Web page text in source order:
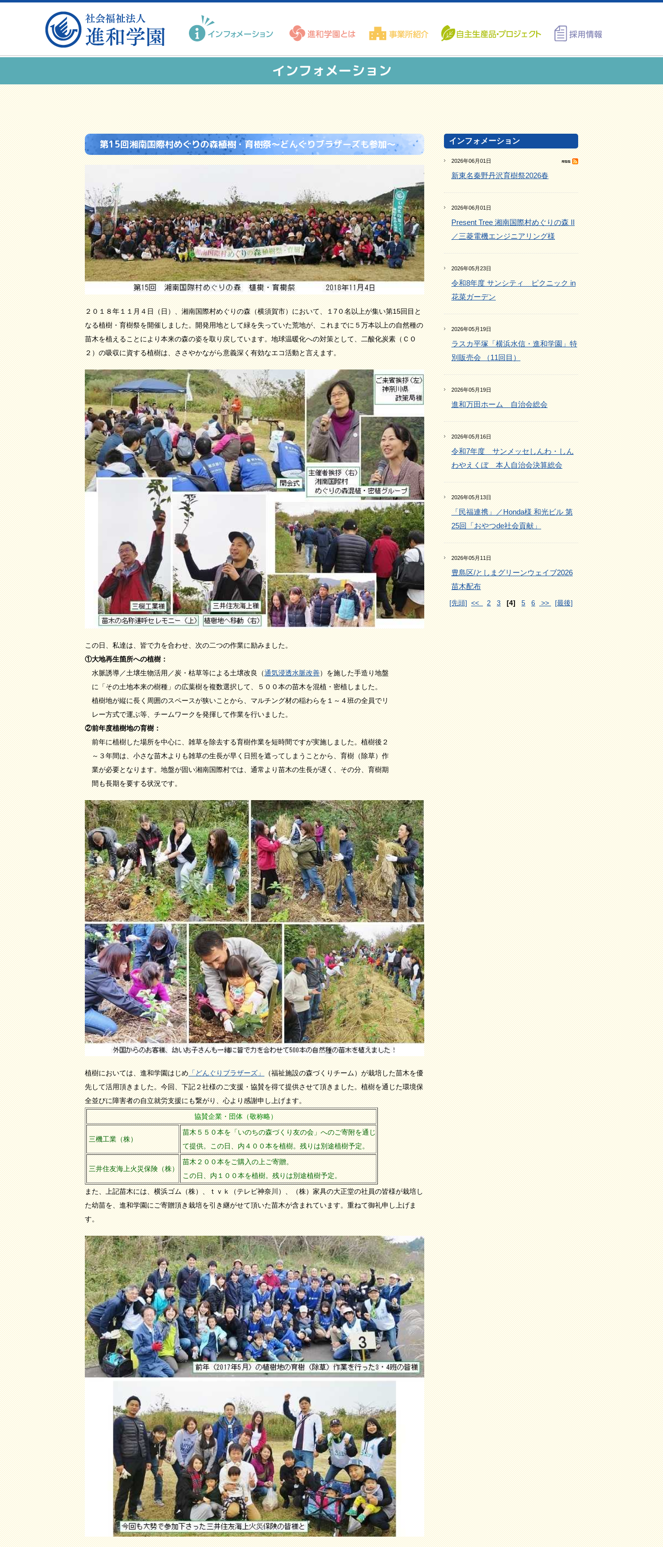
インフォメーション
第15回湘南国際村めぐりの森植樹・育樹祭～どんぐりブラザーズも参加～
２０１８年１１月４日（日）、湘南国際村めぐりの森（横須賀市）において、１7０名以上が集い第15回目と
なる植樹・育樹祭を開催しました。開発用地として緑を失っていた荒地が、これまでに５万本以上の自然種の
苗木を植えることにより本来の森の姿を取り戻しています。地球温暖化への対策として、二酸化炭素（ＣＯ
２）の吸収に資する植樹は、ささやかながら意義深く有効なエコ活動と言えます。
この日、私達は、皆で力を合わせ、次の二つの作業に励みました。
①大地再生箇所への植樹：
水脈誘導／土壌生物活用／炭・枯草等による土壌改良（通気浸透水脈改善）を施した手造り地盤
に「その土地本来の樹種」の広葉樹を複数選択して、５００本の苗木を混植・密植しました。
植樹地が縦に長く周囲のスペースが狭いことから、マルチング材の稲わらを１～４班の全員でリ
レー方式で運ぶ等、チームワークを発揮して作業を行いました。
②前年度植樹地の育樹：
前年に植樹した場所を中心に、雑草を除去する育樹作業を短時間ですが実施しました。植樹後２
～３年間は、小さな苗木よりも雑草の生長が早く日照を遮ってしまうことから、育樹（除草）作
業が必要となります。地盤が固い湘南国際村では、通常より苗木の生長が遅く、その分、育樹期
間も長期を要する状況です。
植樹においては、進和学園はじめ 「どんぐりブラザーズ」
（福祉施設の森づくりチーム）が栽培した苗木を優
先して活用頂きました。今回、下記２社様のご支援・協賛を得て提供させて頂きました。植樹を通じた環境保
全並びに障害者の自立就労支援にも繋がり、心より感謝申し上げます。
協賛企業・団体（敬称略）
三機工業（株）
苗木５５０本を「いのちの森づくり友の会」へのご寄附を通じ
て提供。この日、内４００本を植樹。残りは別途植樹予定。
三井住友海上火災保険（株）
苗木２００本をご購入の上ご寄贈。
この日、内１００本を植樹。残りは別途植樹予定。
また、上記苗木には、横浜ゴム（株）、ｔｖｋ（テレビ神奈川）、（株）家具の大正堂の社員の皆様が栽培し
た幼苗を、進和学園にご寄贈頂き栽培を引き継がせて頂いた苗木が含まれています。重ねて御礼申し上げま
す。
インフォメーション
2026年06月01日
新東名秦野丹沢育樹祭2026春
2026年06月01日
Present Tree 湘南国際村めぐりの森 II
／三菱電機エンジニアリング様
2026年05月23日
令和8年度 サンシティ ピクニック in
花菜ガーデン
2026年05月19日
ラスカ平塚「横浜水信・進和学園」特
別販売会 （11回目）
2026年05月19日
進和万田ホーム 自治会総会
2026年05月16日
令和7年度 サンメッセしんわ・しん
わやえくぼ 本人自治会決算総会
2026年05月13日
「民福連携」／Honda様 和光ビル 第
25回「おやつde社会貢献」
2026年05月11日
豊島区/としまグリーンウェイブ2026
苗木配布
[先頭] << 2 3 [4] 5 6 >> [最後]